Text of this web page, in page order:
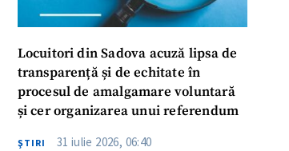
Locuitori din Sadova acuză lipsa de
transparență și de echitate în
procesul de amalgamare voluntară
și cer organizarea unui referendum
ŞTIRI 31 iulie 2026, 06:40